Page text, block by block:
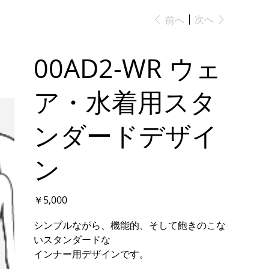
前へ 次へ
00AD2-WR ウェ
ア・水着用スタ
ンダードデザイ
ン
価
格
￥5,000
シンプルながら、機能的、そして飽きのこな
いスタンダードな
インナー用デザインです。